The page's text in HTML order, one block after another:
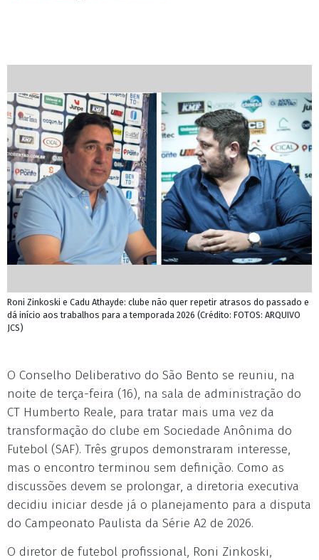
Roni Zinkoski e Cadu Athayde: clube não quer repetir atrasos do passado e
dá início aos trabalhos para a temporada 2026 (Crédito: FOTOS: ARQUIVO
JCS)
O Conselho Deliberativo do São Bento se reuniu, na
noite de terça-feira (16), na sala de administração do
CT Humberto Reale, para tratar mais uma vez da
transformação do clube em Sociedade Anônima do
Futebol (SAF). Três grupos demonstraram interesse,
mas o encontro terminou sem definição. Como as
discussões devem se prolongar, a diretoria executiva
decidiu iniciar desde já o planejamento para a disputa
do Campeonato Paulista da Série A2 de 2026.
O diretor de futebol profissional, Roni Zinkoski,